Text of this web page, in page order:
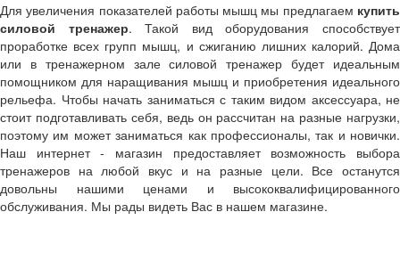
Для увеличения показателей работы мышц мы предлагаем купить
силовой тренажер. Такой вид оборудования способствует
проработке всех групп мышц, и сжиганию лишних калорий. Дома
или в тренажерном зале силовой тренажер будет идеальным
помощником для наращивания мышц и приобретения идеального
рельефа. Чтобы начать заниматься с таким видом аксессуара, не
стоит подготавливать себя, ведь он рассчитан на разные нагрузки,
поэтому им может заниматься как профессионалы, так и новички.
Наш интернет - магазин предоставляет возможность выбора
тренажеров на любой вкус и на разные цели. Все останутся
довольны нашими ценами и высококвалифицированного
обслуживания. Мы рады видеть Вас в нашем магазине.